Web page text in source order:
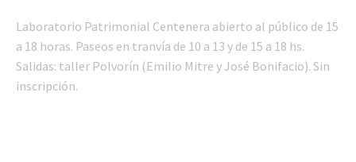
Laboratorio Patrimonial Centenera abierto al público de 15
a 18 horas. Paseos en tranvía de 10 a 13 y de 15 a 18 hs.
Salidas: taller Polvorín (Emilio Mitre y José Bonifacio). Sin
inscripción.